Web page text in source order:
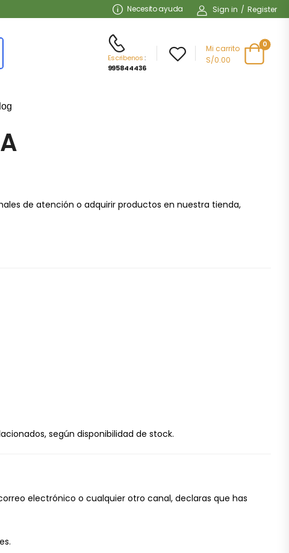
Necesito ayuda Sign in / Register
Escribenos:
995844436
Mi carrito
S/0.00
0
de atención o adquirir productos en nuestra tienda,
según disponibilidad de stock.
electrónico o cualquier otro canal, declaras que has